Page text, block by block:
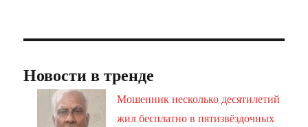
Новости в тренде
Мошенник несколько десятилетий
жил бесплатно в пятизвёздочных